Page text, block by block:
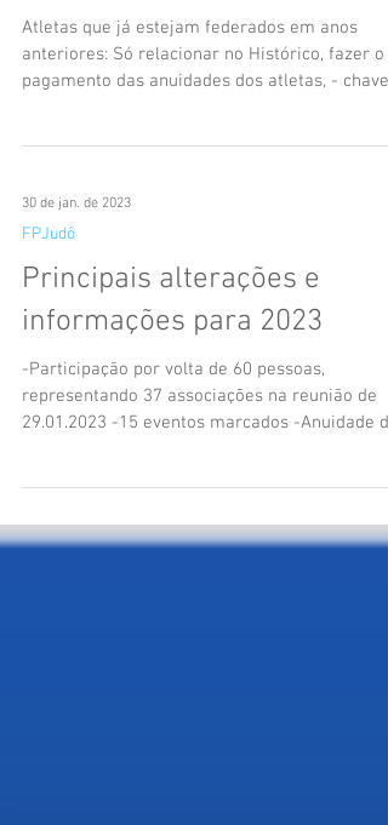
Atletas que já estejam federados em anos
anteriores: Só relacionar no Histórico, fazer o
pagamento das anuidades dos atletas, - chave...
30 de jan. de 2023
FPJudô
Principais alterações e
informações para 2023
-Participação por volta de 60 pessoas,
representando 37 associações na reunião de
29.01.2023 -15 eventos marcados -Anuidade de